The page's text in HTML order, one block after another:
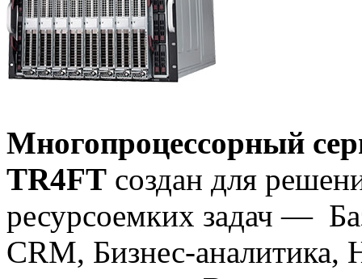
Многопроцессорный
TR4FT создан для
ресурсоемких задач —
CRM, Бизнес-аналитика,